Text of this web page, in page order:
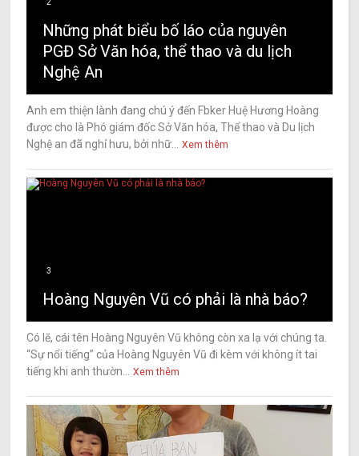
2
Những phát biểu bố láo của nguyên
PGĐ Sở Văn hóa, thể thao và du lịch
Nghệ An
Anh em thiện lành đang chú ý đến Fbker Huệ Hương Hoàng
được cho là Phó giám đốc Sở Văn hóa, Thể thao và Du lịch
Nghệ an đã nghỉ hưu, bởi nhữ...
Xem thêm
3
Hoàng Nguyên Vũ có phải là nhà báo?
Có lẽ, cái tên Hoàng Nguyên Vũ không còn xa lạ với chúng ta.
“Sự nổi tiếng” của Hoàng Nguyên Vũ đi kèm với không ít tai
tiếng khi anh thườn...
Xem thêm